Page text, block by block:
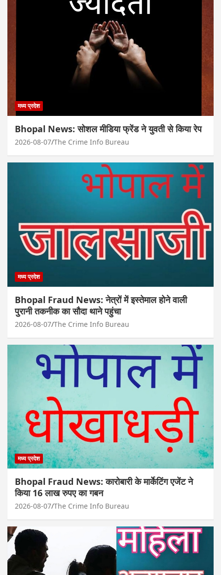
मध्य प्रदेश
Bhopal News: सोशल मीडिया फ्रेंड ने युवती से किया रेप
2026-08-07 The Crime Info Bureau
मध्य प्रदेश
Bhopal Fraud News: नेत्रों में इस्तेमाल होने वाली
पुरानी तकनीक का सौदा थाने पहुंचा
2026-08-07 The Crime Info Bureau
मध्य प्रदेश
Bhopal Fraud News: कारोबारी के मार्केटिंग एजेंट ने
किया 16 लाख रुपए का गबन
2026-08-07 The Crime Info Bureau